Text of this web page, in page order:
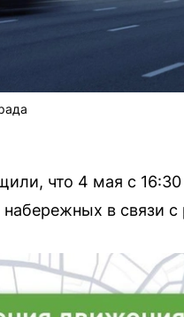
что 4 мая с
в связи